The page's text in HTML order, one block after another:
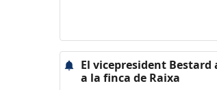
El vicepresident
a la finca de Raixa